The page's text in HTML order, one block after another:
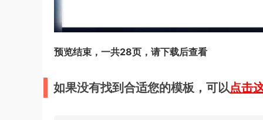
预览结束，一共28页，请下载后查看
如果没有找到合适您的模板，可以点击